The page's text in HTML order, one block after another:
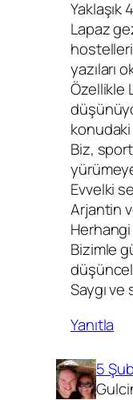
Yaklaşık
Lapaz
hostelleri
yazıları
Özellikle
Biz,
Evvelki
Arjantin
Herhangi
Bizimle
Saygı
Yanıtla
5